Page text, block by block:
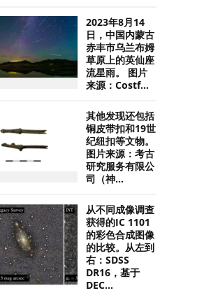
2023年8月14
日，中国内蒙古
赤丰市乌兰布姆
草原上的英仙座
流星雨。 图片
来源：Costf...
其他发现还包括
铜皮带扣和19世
纪纽扣等文物。
图片来源：考古
研究服务有限公
司（神...
从不同成像调查
获得的IC 1101
的彩色合成图像
的比较。从左到
右：SDSS
DR16，基于
DEC...